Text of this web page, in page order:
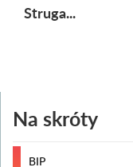
Struga...
Na skróty
BIP